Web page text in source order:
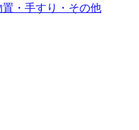
置・手すり・その他